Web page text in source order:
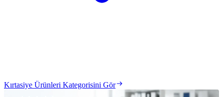
Kırtasiye Ürünleri Kategorisini Gör